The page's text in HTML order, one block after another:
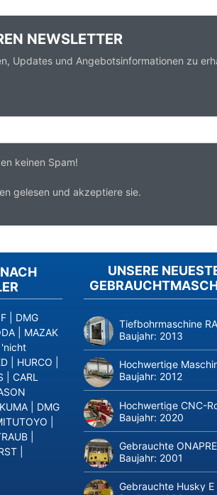
NEWSLETTER
Updates und Angebotsinformationen zu
keinen Spam!
gelesen und akzeptiere sie.
UNSERE
Tiefbohrmaschine
Baujahr: 2013
Hochwertige
Baujahr: 2012
Hochwertige CNC-
Baujahr: 2020
Gebrauchte
Baujahr: 2001
Gebrauchte Husky
DMG
MAZAK
'nicht
HURCO
CARL
DMG